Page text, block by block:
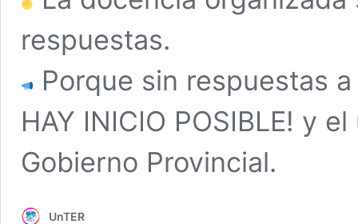
respuestas.
Porque sin respuestas
HAY INICIO POSIBLE! y
Gobierno Provincial.
UnTER